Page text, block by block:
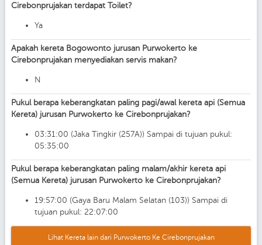
Cirebonprujakan terdapat Toilet?
Ya
Apakah kereta Bogowonto jurusan Purwokerto ke
Cirebonprujakan menyediakan servis makan?
N
Pukul berapa keberangkatan paling pagi/awal kereta api (Semua
Kereta) jurusan Purwokerto ke Cirebonprujakan?
03:31:00 (Jaka Tingkir (257A)) Sampai di tujuan pukul:
05:35:00
Pukul berapa keberangkatan paling malam/akhir kereta api
(Semua Kereta) jurusan Purwokerto ke Cirebonprujakan?
19:57:00 (Gaya Baru Malam Selatan (103)) Sampai di
tujuan pukul: 22:07:00
Lihat Kereta lain dari Purwokerto Ke Cirebonprujakan